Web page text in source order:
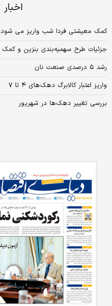
کمک معیشتی فردا شب واریز می‌ شود
جزئیات طرح سهمیه‌بندی بنزین و کمک
رشد ۵ درصدی صنعت نان
واریز اعتبار کالابرگ دهک‌های ۴ تا ۷
بررسی تغییر دهک‌ها در شهریور